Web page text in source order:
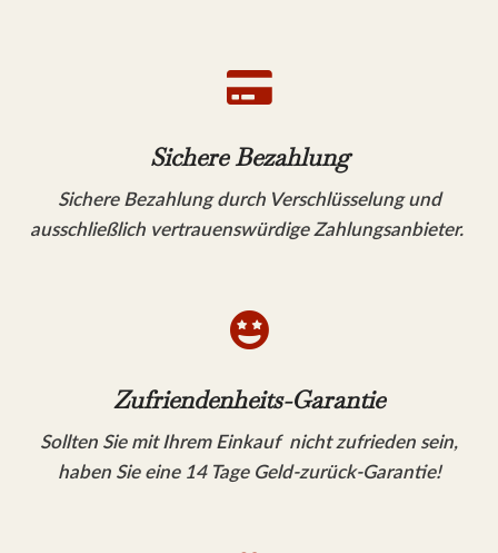

Sichere Bezahlung
Sichere Bezahlung durch Verschlüsselung und
ausschließlich vertrauenswürdige Zahlungsanbieter.

Zufriendenheits-Garantie
Sollten Sie mit Ihrem Einkauf nicht zufrieden sein,
haben Sie eine 14 Tage Geld-zurück-Garantie!